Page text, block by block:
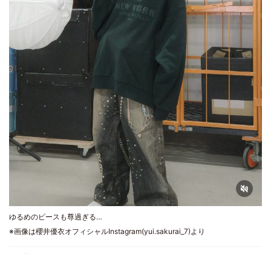
ゆるめのピースも尊過ぎる…
※画像は櫻井優衣オフィシャルInstagram(yui.sakurai_7)より